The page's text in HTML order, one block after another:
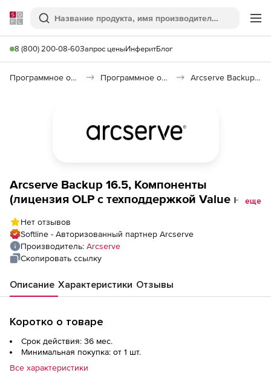
Softline
Поиск
8 (800) 200-08-60Запрос ценыИнферитБлог
Программное обеспечение для работы с файлами и дисками Программное обеспечение для резервного копирования Arcserve Backup 18.0
Arcserve Backup 16.5, Компоненты
(лицензия OLP с техподдержкой Value на 3
еще
Нет отзывов
Softline - Авторизованный партнер Arcserve
Производитель: Arcserve
Скопировать ссылку
Описание Характеристики Отзывы
Коротко о товаре
Срок действия: 36 мес.
Минимальная покупка: от 1 шт.
Все характеристики